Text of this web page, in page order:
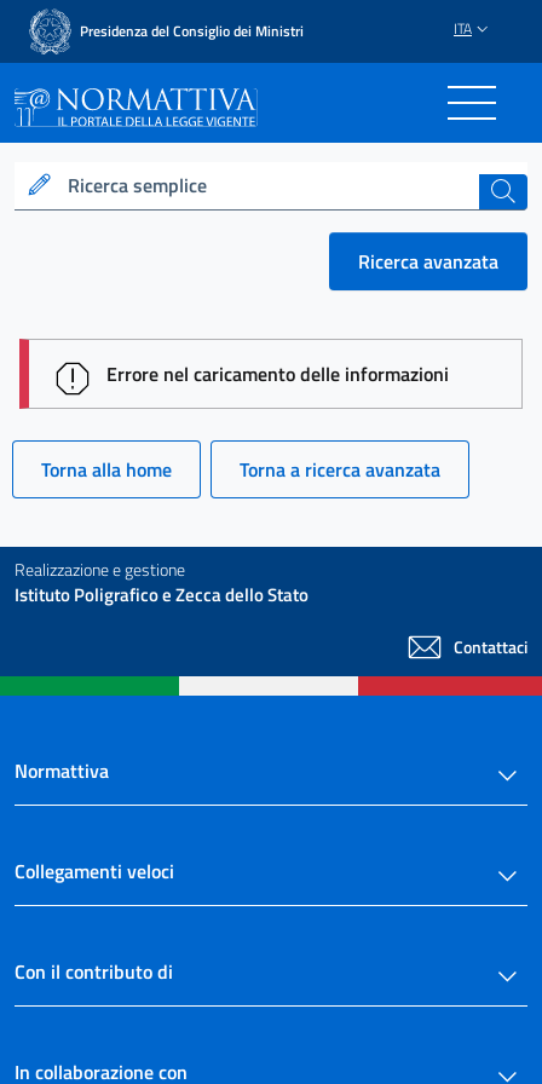
Presidenza del Consiglio dei Ministri ITA
Normattiva - Il portale
Ricerca semplice cerca
Ricerca avanzata
session id: 8ZJTlkB98bLOje3T_jecNf97a_-
Errore nel caricamento delle informazioni
Torna alla home Torna a ricerca avanzata
Realizzazione e gestione
Istituto Poligrafico e Zecca dello Stato
Contattaci
Normattiva
Collegamenti veloci
Con il contributo di
In collaborazione con